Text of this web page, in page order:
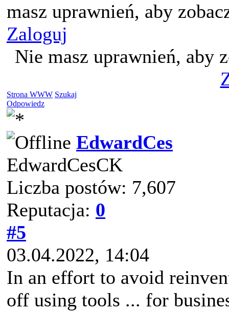
masz uprawnień, aby
Zaloguj
Nie masz uprawnień, aby
Strona WWW Szukaj
Odpowiedz
EdwardCes
EdwardCesCK
Liczba postów: 7,607
Reputacja: 0
#5
03.04.2022, 14:04
In an effort to avoid
off using tools ... for